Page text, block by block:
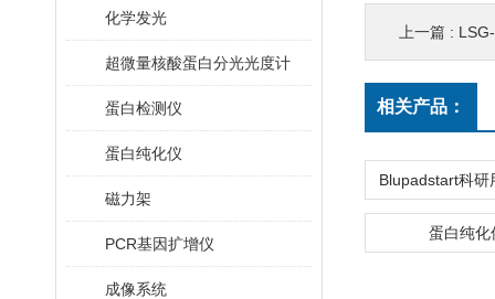
化学发光
超微量核酸蛋白分光光度计
蛋白检测仪
蛋白纯化仪
磁力架
PCR基因扩增仪
成像系统
上一篇 :
相关产品：
蛋白纯化